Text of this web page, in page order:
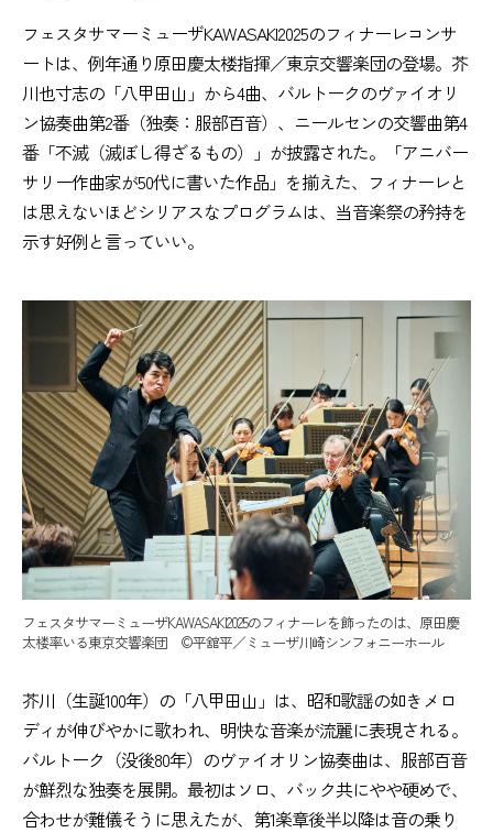
フェスタサマーミューザKAWASAKI2025のフィナーレコンサ
ートは、例年通り原田慶太楼指揮／東京交響楽団の登場。芥
川也寸志の「八甲田山」から4曲、バルトークのヴァイオリ
ン協奏曲第2番（独奏：服部百音）、ニールセンの交響曲第4
番「不滅（滅ぼし得ざるもの）」が披露された。「アニバー
サリー作曲家が50代に書いた作品」を揃えた、フィナーレと
は思えないほどシリアスなプログラムは、当音楽祭の矜持を
示す好例と言っていい。
フェスタサマーミューザKAWASAKI2025のフィナーレを飾ったのは、原田慶
太楼率いる東京交響楽団 ©平舘平／ミューザ川崎シンフォニーホール
芥川（生誕100年）の「八甲田山」は、昭和歌謡の如きメロ
ディが伸びやかに歌われ、明快な音楽が流麗に表現される。
バルトーク（没後80年）のヴァイオリン協奏曲は、服部百音
が鮮烈な独奏を展開。最初はソロ、バック共にやや硬めで、
合わせが難儀そうに思えたが、第1楽章後半以降は音の乗り